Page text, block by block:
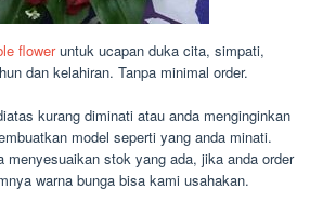
floweruntuk ucapan duka cita, simpati,
dan kelahiran. Tanpa minimal order.
kurang diminati atau anda menginginkan
model seperti yang anda minati.
menyesuaikan stok yang ada, jika anda order
warna bunga bisa kami usahakan.